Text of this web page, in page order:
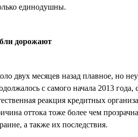
единодушны.
дорожают
двух месяцев назад плавное, но
с самого начала 2013
реакция кредитных
оттока тоже более чем
а также их последствия.